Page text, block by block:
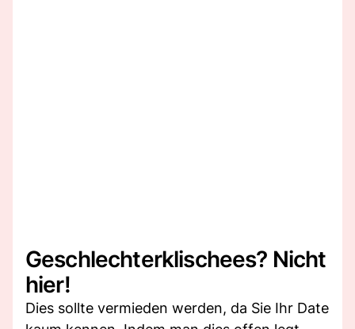
Geschlechterklischees? Nicht
hier!
Dies sollte vermieden werden, da Sie Ihr Date